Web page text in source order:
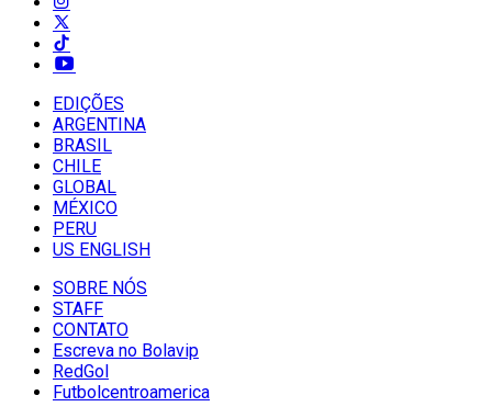
EDIÇÕES
ARGENTINA
BRASIL
CHILE
GLOBAL
MÉXICO
PERU
US ENGLISH
SOBRE NÓS
STAFF
CONTATO
Escreva no Bolavip
RedGol
Futbolcentroamerica